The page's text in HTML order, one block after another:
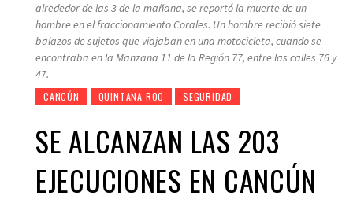
alrededor de las 3 de la mañana, se reportó la muerte de un
hombre en el fraccionamiento Corales. Un hombre recibió siete
balazos de sujetos que viajaban en una motocicleta, cuando se
encontraba en la Manzana 11 de la Región 77, entre las calles 76 y
47.
CANCÚN QUINTANA ROO SEGURIDAD
SE ALCANZAN LAS 203
EJECUCIONES EN CANCÚN